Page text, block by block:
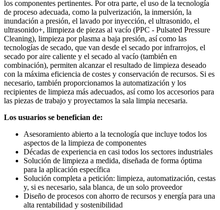
los componentes pertinentes. Por otra parte, el uso de la tecnología
de proceso adecuada, como la pulverización, la inmersión, la
inundación a presión, el lavado por inyección, el ultrasonido, el
ultrasonido+, llimpieza de piezas al vacío (PPC - Pulsated Pressure
Cleaning), limpieza por plasma a baja presión, así como las
tecnologías de secado, que van desde el secado por infrarrojos, el
secado por aire caliente y el secado al vacío (también en
combinación), permiten alcanzar el resultado de limpieza deseado
con la máxima eficiencia de costes y conservación de recursos. Si es
necesario, también proporcionamos la automatización y los
recipientes de limpieza más adecuados, así como los accesorios para
las piezas de trabajo y proyectamos la sala limpia necesaria.
Los usuarios se benefician de:
Asesoramiento abierto a la tecnología que incluye todos los
aspectos de la limpieza de componentes
Décadas de experiencia en casi todos los sectores industriales
Solución de limpieza a medida, diseñada de forma óptima
para la aplicación específica
Solución completa a petición: limpieza, automatización, cestas
y, si es necesario, sala blanca, de un solo proveedor
Diseño de procesos con ahorro de recursos y energía para una
alta rentabilidad y sostenibilidad